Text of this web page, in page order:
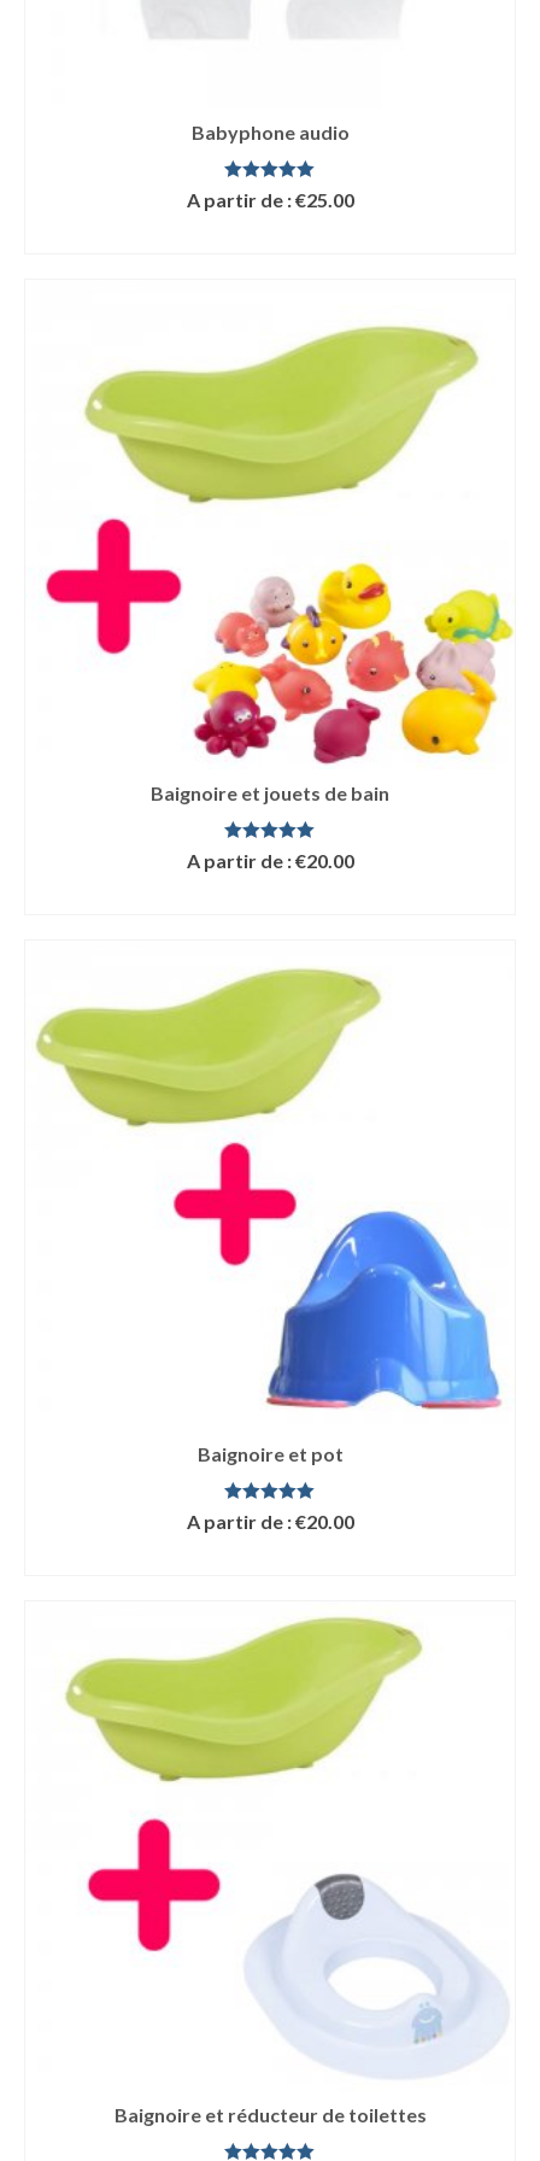
Babyphone audio
Note 5.00
sur 5
A partir de :€25.00
Baignoire et jouets de bain
Note 5.00
sur 5
A partir de :€20.00
Baignoire et pot
Note 5.00
sur 5
A partir de :€20.00
Baignoire et réducteur de toilettes